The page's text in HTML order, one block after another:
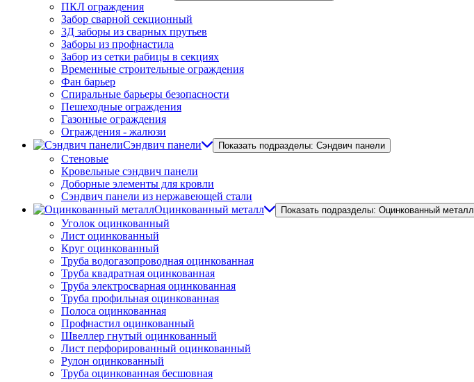
ПКЛ ограждения
Забор сварной секционный
3Д заборы из сварных прутьев
Заборы из профнастила
Забор из сетки рабицы в секциях
Временные строительные ограждения
Фан барьер
Спиральные барьеры безопасности
Пешеходные ограждения
Газонные ограждения
Ограждения - жалюзи
Сэндвич панели
Показать подразделы: Сэндвич панели
Стеновые
Кровельные сэндвич панели
Доборные элементы для кровли
Сэндвич панели из нержавеющей стали
Оцинкованный металл
Показать подразделы: Оцинкованный металл
Уголок оцинкованный
Лист оцинкованный
Круг оцинкованный
Труба водогазопроводная оцинкованная
Труба квадратная оцинкованная
Труба электросварная оцинкованная
Труба профильная оцинкованная
Полоса оцинкованная
Профнастил оцинкованный
Швеллер гнутый оцинкованный
Лист перфорированный оцинкованный
Рулон оцинкованный
Труба оцинкованная бесшовная